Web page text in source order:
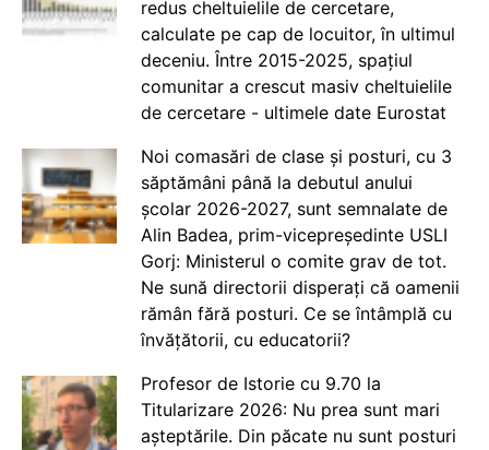
redus cheltuielile de cercetare,
calculate pe cap de locuitor, în ultimul
deceniu. Între 2015-2025, spațiul
comunitar a crescut masiv cheltuielile
de cercetare - ultimele date Eurostat
Noi comasări de clase și posturi, cu 3
săptămâni până la debutul anului
școlar 2026-2027, sunt semnalate de
Alin Badea, prim-vicepreședinte USLI
Gorj: Ministerul o comite grav de tot.
Ne sună directorii disperați că oamenii
rămân fără posturi. Ce se întâmplă cu
învățătorii, cu educatorii?
Profesor de Istorie cu 9.70 la
Titularizare 2026: Nu prea sunt mari
așteptările. Din păcate nu sunt posturi